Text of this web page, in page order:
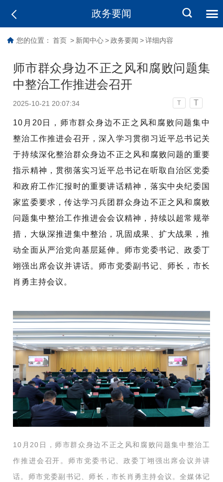
政务要闻
您的位置： 首页 > 新闻中心 > 政务要闻 > 详细内容
师市群众身边不正之风和腐败问题集
中整治工作推进会召开
2025-10-21 20:07:34 T T
10 月 20 日，师市群众身边不正之风和腐败问题集中
整治工作推进会召开，深入学习贯彻习近平总书记关
于持续深化整治群众身边不正之风和腐败问题的重要
指示精神，贯彻落实习近平总书记在听取自治区党委
和政府工作汇报时的重要讲话精神，落实中央纪委国
家监委要求，传达学习兵团群众身边不正之风和腐败
问题集中整治工作推进会会议精神，持续以超常规举
措，大纵深推进集中整治，巩固成果、扩大战果，推
动全面从严治党向基层延伸。师市党委书记、政委丁
翊强出席会议并讲话。师市党委副书记、师长，市长
肖勇主持会议。
10 月 20 日，师市群众身边不正之风和腐败问题集中整治工
作推进会召开。师市党委书记、政委丁翊强出席会议并讲
话。师市党委副书记、师长，市长肖勇主持会议。全媒体记